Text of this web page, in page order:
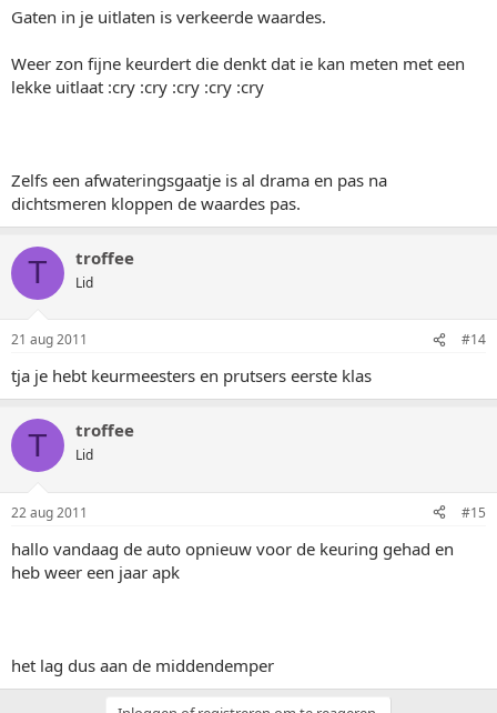
Gaten in je uitlaten is verkeerde waardes.
Weer zon fijne keurdert die denkt dat ie kan meten met een
lekke uitlaat :cry :cry :cry :cry :cry
Zelfs een afwateringsgaatje is al drama en pas na
dichtsmeren kloppen de waardes pas.
T troffee
Lid
21 aug 2011 #14
tja je hebt keurmeesters en prutsers eerste klas
T troffee
Lid
22 aug 2011 #15
hallo vandaag de auto opnieuw voor de keuring gehad en
heb weer een jaar apk
het lag dus aan de middendemper